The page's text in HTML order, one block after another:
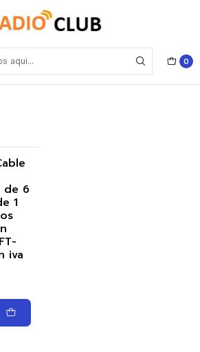
0
Yaesu
antena Yaesu
de 6
1
iva